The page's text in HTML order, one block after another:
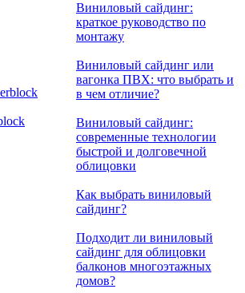
Виниловый сайдинг:
краткое руководство по
монтажу
Виниловый сайдинг или
вагонка ПВХ: что выбрать и
в чем отличие?
Виниловый сайдинг:
современные технологии
быстрой и долговечной
облицовки
Как выбрать виниловый
сайдинг?
Подходит ли виниловый
сайдинг для облицовки
балконов многоэтажных
домов?